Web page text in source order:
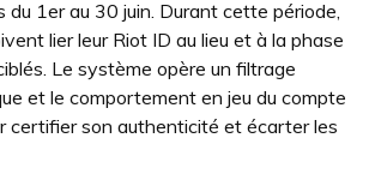
du 1er au 30 juin. Durant cette période,
lier leur Riot ID au lieu et à la phase
Le système opère un filtrage
et le comportement en jeu du compte
certifier son authenticité et écarter les